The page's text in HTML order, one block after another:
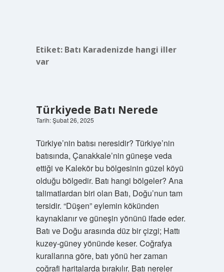
Etiket: Batı Karadenizde hangi iller
var
Türkiyede Batı Nerede
Tarih: Şubat 26, 2025
Türkiye’nin batısı neresidir? Türkiye’nin
batısında, Çanakkale’nin güneşe veda
ettiği ve Kalekör bu bölgesinin güzel köyü
olduğu bölgedir. Batı hangi bölgeler? Ana
talimatlardan biri olan Batı, Doğu’nun tam
tersidir. “Düşen” eylemin kökünden
kaynaklanır ve güneşin yönünü ifade eder.
Batı ve Doğu arasında düz bir çizgi; Hattı
kuzey-güney yönünde keser. Coğrafya
kurallarına göre, batı yönü her zaman
coğrafi haritalarda bırakılır. Batı nereler